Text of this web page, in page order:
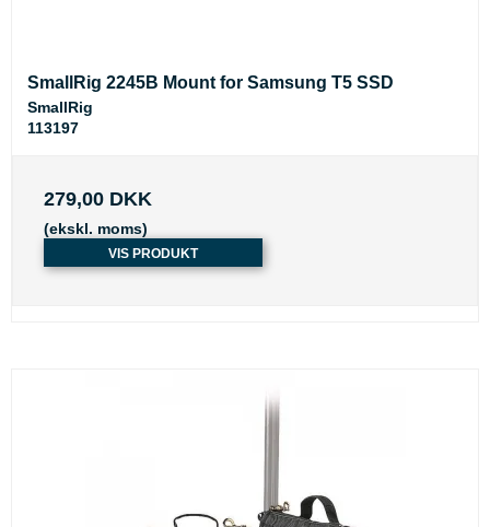
SmallRig 2245B Mount for Samsung T5 SSD
SmallRig
113197
279,00 DKK
(ekskl. moms)
VIS PRODUKT